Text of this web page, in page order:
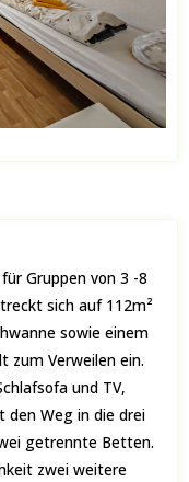
Gruppen von 3 -8
sich auf 112m²
sowie einem
zum Verweilen ein.
und TV,
den Weg in die drei
getrennte Betten.
zwei weitere